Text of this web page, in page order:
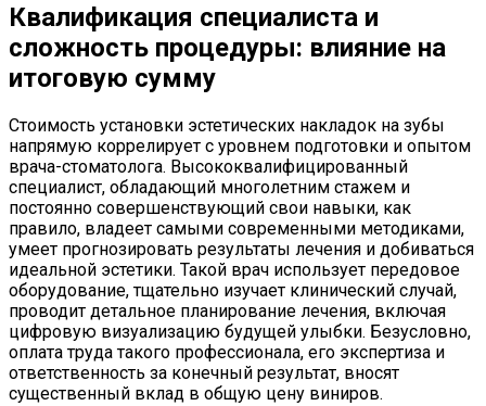
Квалификация специалиста и
сложность процедуры: влияние на
итоговую сумму
Стоимость установки эстетических накладок на зубы
напрямую коррелирует с уровнем подготовки и опытом
врача-стоматолога. Высококвалифицированный
специалист, обладающий многолетним стажем и
постоянно совершенствующий свои навыки, как
правило, владеет самыми современными методиками,
умеет прогнозировать результаты лечения и добиваться
идеальной эстетики. Такой врач использует передовое
оборудование, тщательно изучает клинический случай,
проводит детальное планирование лечения, включая
цифровую визуализацию будущей улыбки. Безусловно,
оплата труда такого профессионала, его экспертиза и
ответственность за конечный результат, вносят
существенный вклад в общую цену виниров.